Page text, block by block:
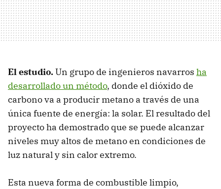
El estudio.Un grupo de ingenieros navarros ha
desarrollado un método, donde el dióxido de
carbono va a producir metano a través de una
única fuente de energía: la solar. El resultado del
proyecto ha demostrado que se puede alcanzar
niveles muy altos de metano en condiciones de
luz natural y sin calor extremo.
Esta nueva forma de combustible limpio,